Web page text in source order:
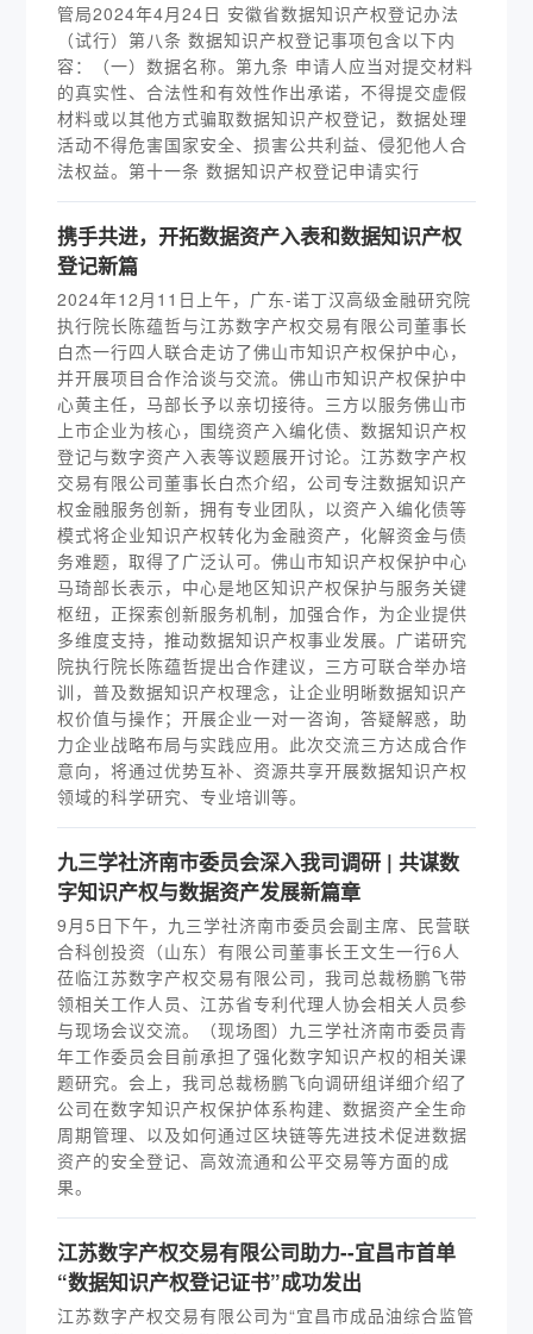
管局2024年4月24日 安徽省数据知识产权登记办法
（试行）第八条 数据知识产权登记事项包含以下内
容：（一）数据名称。第九条 申请人应当对提交材料
的真实性、合法性和有效性作出承诺，不得提交虚假
材料或以其他方式骗取数据知识产权登记，数据处理
活动不得危害国家安全、损害公共利益、侵犯他人合
法权益。第十一条 数据知识产权登记申请实行
携手共进，开拓数据资产入表和数据知识产权
登记新篇
2024年12月11日上午，广东-诺丁汉高级金融研究院
执行院长陈蕴哲与江苏数字产权交易有限公司董事长
白杰一行四人联合走访了佛山市知识产权保护中心，
并开展项目合作洽谈与交流。佛山市知识产权保护中
心黄主任，马部长予以亲切接待。三方以服务佛山市
上市企业为核心，围绕资产入编化债、数据知识产权
登记与数字资产入表等议题展开讨论。江苏数字产权
交易有限公司董事长白杰介绍，公司专注数据知识产
权金融服务创新，拥有专业团队，以资产入编化债等
模式将企业知识产权转化为金融资产，化解资金与债
务难题，取得了广泛认可。佛山市知识产权保护中心
马琦部长表示，中心是地区知识产权保护与服务关键
枢纽，正探索创新服务机制，加强合作，为企业提供
多维度支持，推动数据知识产权事业发展。广诺研究
院执行院长陈蕴哲提出合作建议，三方可联合举办培
训，普及数据知识产权理念，让企业明晰数据知识产
权价值与操作；开展企业一对一咨询，答疑解惑，助
力企业战略布局与实践应用。此次交流三方达成合作
意向，将通过优势互补、资源共享开展数据知识产权
领域的科学研究、专业培训等。
九三学社济南市委员会深入我司调研 | 共谋数
字知识产权与数据资产发展新篇章
9月5日下午，九三学社济南市委员会副主席、民营联
合科创投资（山东）有限公司董事长王文生一行6人
莅临江苏数字产权交易有限公司，我司总裁杨鹏飞带
领相关工作人员、江苏省专利代理人协会相关人员参
与现场会议交流。（现场图）九三学社济南市委员青
年工作委员会目前承担了强化数字知识产权的相关课
题研究。会上，我司总裁杨鹏飞向调研组详细介绍了
公司在数字知识产权保护体系构建、数据资产全生命
周期管理、以及如何通过区块链等先进技术促进数据
资产的安全登记、高效流通和公平交易等方面的成
果。
江苏数字产权交易有限公司助力--宜昌市首单
“数据知识产权登记证书”成功发出
江苏数字产权交易有限公司为“宜昌市成品油综合监管